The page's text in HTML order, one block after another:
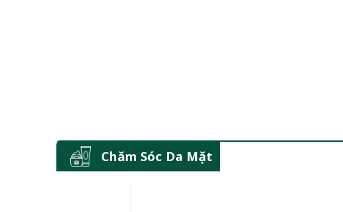
Chăm Sóc Da Mặt